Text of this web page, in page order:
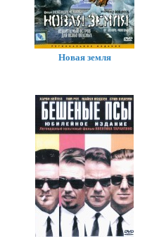
Новая земля